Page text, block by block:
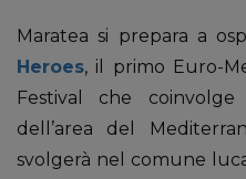
Maratea si prepara a
Heroes, il primo Euro-
Festival che
dell’area del
svolgerà nel comune